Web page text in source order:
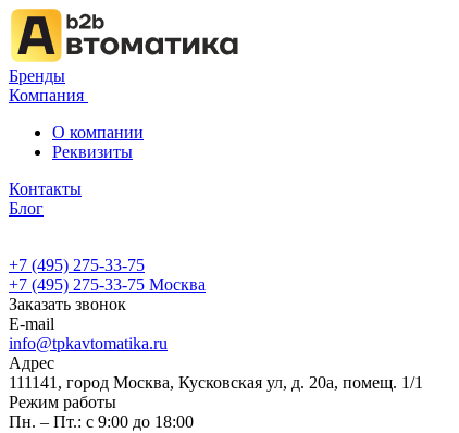
Бренды
Компания
О компании
Реквизиты
Контакты
Блог
+7 (495) 275-33-75
+7 (495) 275-33-75 Москва
Заказать звонок
E-mail
info@tpkavtomatika.ru
Адрес
111141, город Москва, Кусковская ул, д. 20а, помещ. 1/1
Режим работы
Пн. – Пт.: с 9:00 до 18:00